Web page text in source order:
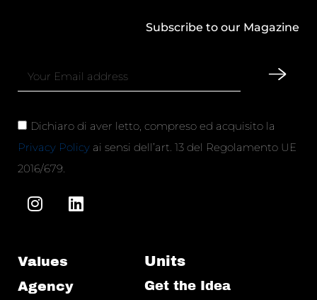
Subscribe to our Magazine
Dichiaro di aver letto, compreso ed acquisito la
Privacy Policy ai sensi dell’art. 13 del Regolamento UE
2016/679.
Values
Agency
Units
Get the Idea